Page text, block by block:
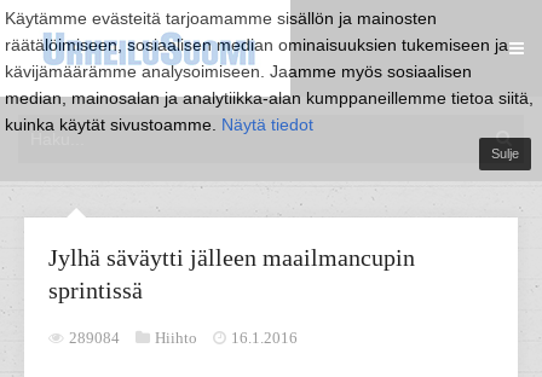
Käytämme evästeitä tarjoamamme sisällön ja mainosten
räätälöimiseen, sosiaalisen median ominaisuuksien tukemiseen ja
kävijämäärämme analysoimiseen. Jaamme myös sosiaalisen
median, mainosalan ja analytiikka-alan kumppaneillemme tietoa siitä,
kuinka käytät sivustoamme. Näytä tiedot
Sulje
Jylhä säväytti jälleen maailmancupin
sprintissä
289084 Hiihto 16.1.2016